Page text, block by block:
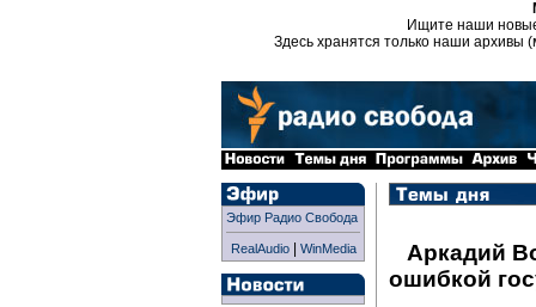
Ищите наши
Здесь хранятся только наши архивы
Эфир Радио Свобода
RealAudio| WinMedia
Аркадий
ошибкой